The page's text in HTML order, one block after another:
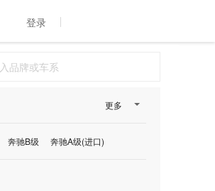
登录
更多
奔驰B级
奔驰A级(进口)